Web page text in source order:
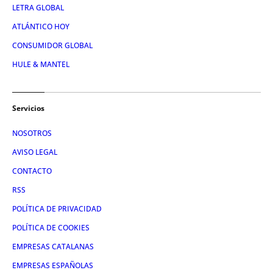
LETRA GLOBAL
ATLÁNTICO HOY
CONSUMIDOR GLOBAL
HULE & MANTEL
Servicios
NOSOTROS
AVISO LEGAL
CONTACTO
RSS
POLÍTICA DE PRIVACIDAD
POLÍTICA DE COOKIES
EMPRESAS CATALANAS
EMPRESAS ESPAÑOLAS